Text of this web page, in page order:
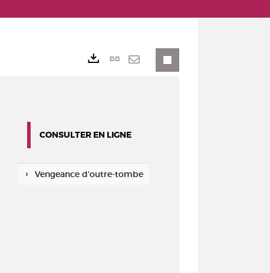
Lien
CONSULTER EN LIGNE
Vengeance d'outre-tombe